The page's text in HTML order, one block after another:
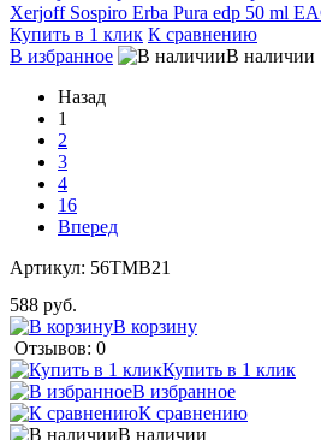
Xerjoff Sospiro Erba Pura edp 50 ml
Купить в 1 клик К сравнению
В избранное
В наличии
Назад
1
2
3
4
16
Вперед
Артикул: 56TMB21
588 руб.
В корзину
Отзывов: 0
Купить в 1 клик
В избранное
К сравнению
В наличии